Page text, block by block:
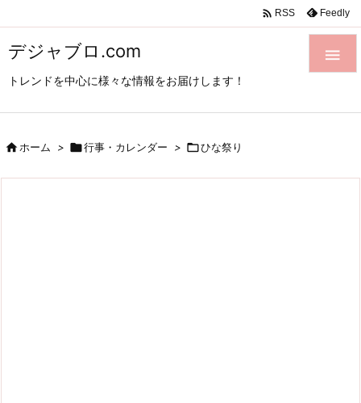
デジャブロ.com
トレンドを中心に様々な情報をお届けします！

 RSS Feedly
ホーム > 行事・カレンダー > ひな祭り